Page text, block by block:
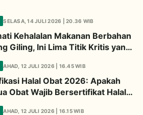
SELASA, 14 JULI 2026 | 20.36 WIB
Kehalalan Makanan Berbahan
Giling, Ini Lima Titik Kritis yang
Diperhatikan
AHAD, 12 JULI 2026 | 16.45 WIB
Halal Obat 2026: Apakah
Obat Wajib Bersertifikat Halal?
Penjelasannya
AHAD, 12 JULI 2026 | 16.15 WIB